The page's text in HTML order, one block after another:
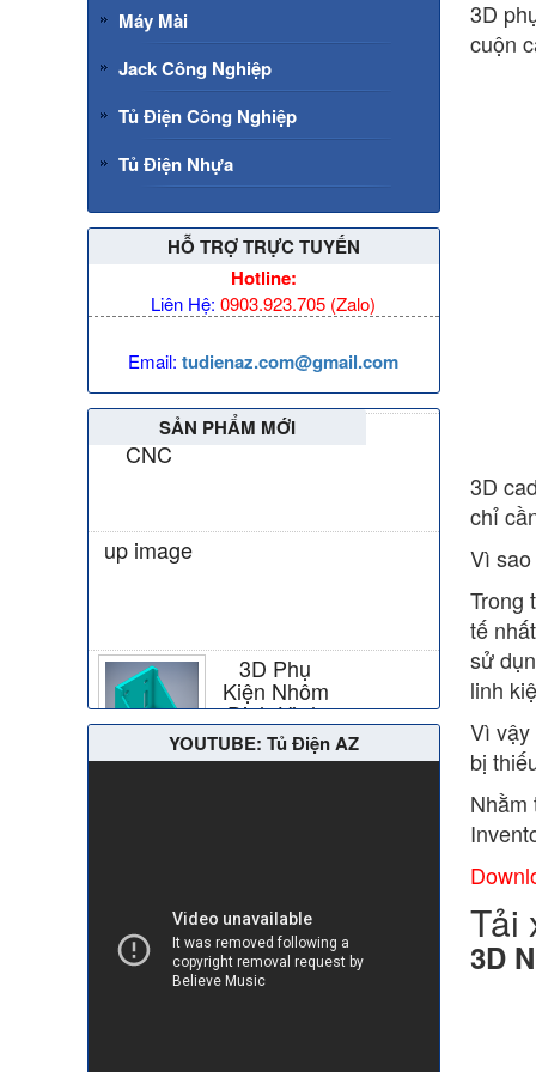
Máy Mài
Jack Công Nghiệp
Tủ Điện Công Nghiệp
Tủ Điện Nhựa
HỖ TRỢ TRỰC TUYẾN
Hotline:
Liên Hệ: 0903.923.705 (Zalo)
Email:tudienaz.com@gmail.com
SẢN PHẨM MỚI
Giải mã ý
nghĩa 99+ vị
trí nốt ruồi
trên khuôn
mặt nam nữ
Hướng Dẫn
Xem
Youtube Tự
Động
Nguồn tổ
ong
12V 24V
Phụ Kiện
CNC
up image
3D Phụ
Kiện Nhôm
Định Hình
Máy mài
YOUTUBE: Tủ Điện AZ
3D
cuộn
3D
chỉ
Vì
Trong
tế
sử
linh
Vì vậy
bị
Nhằm
Tải
3D